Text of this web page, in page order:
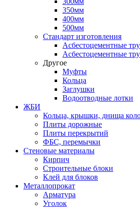
350мм
400мм
500мм
Стандарт изготовления
Асбестоцементные
Асбестоцементные
Другое
Муфты
Кольца
Заглушки
Водоотводные лотки
ЖБИ
Кольца, крышки, днища
Плиты дорожные
Плиты перекрытий
ФБС, перемычки
Стеновые материалы
Кирпич
Строительные блоки
Клей для блоков
Металлопрокат
Арматура
Уголок